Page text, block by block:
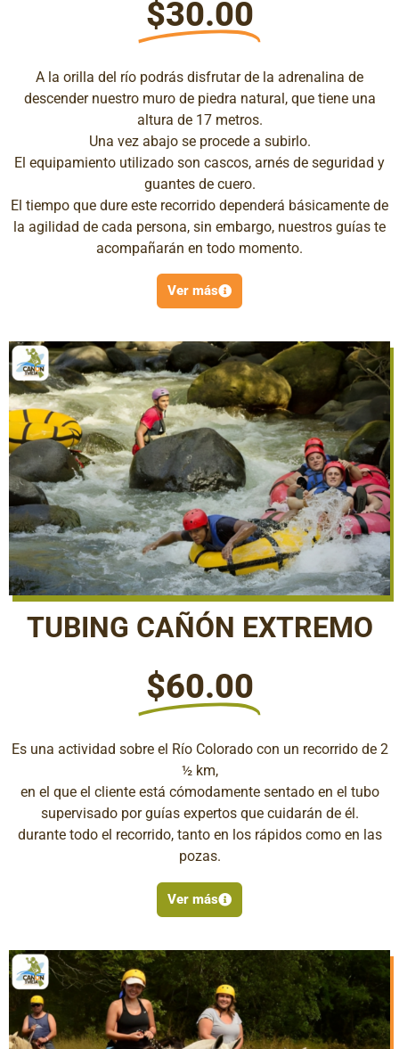
$30.00
A la orilla del río podrás disfrutar de la adrenalina de
descender nuestro muro de piedra natural, que tiene una
altura de 17 metros.
Una vez abajo se procede a subirlo.
El equipamiento utilizado son cascos, arnés de seguridad y
guantes de cuero.
El tiempo que dure este recorrido dependerá básicamente de
la agilidad de cada persona, sin embargo, nuestros guías te
acompañarán en todo momento.
Ver más
TUBING CAÑÓN EXTREMO
$60.00
Es una actividad sobre el Río Colorado con un recorrido de 2
½ km,
en el que el cliente está cómodamente sentado en el tubo
supervisado por guías expertos que cuidarán de él.
durante todo el recorrido, tanto en los rápidos como en las
pozas.
Ver más